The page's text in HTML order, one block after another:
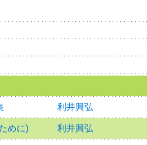
利井興弘
めに) 利井興弘